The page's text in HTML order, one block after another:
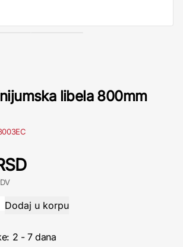
libela 800mm
2 - 7 dana